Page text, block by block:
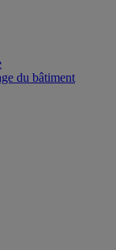
du bâtiment